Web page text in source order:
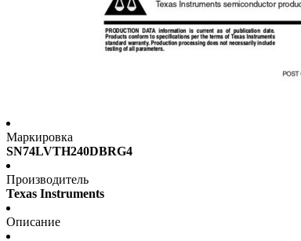
Маркировка
SN74LVTH240DBRG4
Производитель
Texas Instruments
Описание